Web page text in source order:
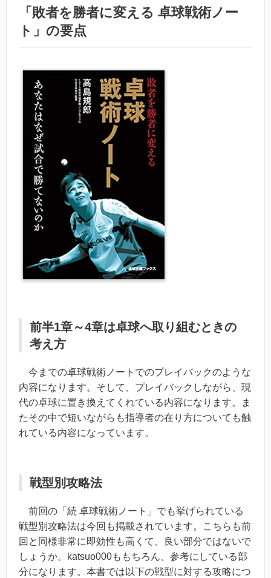
「敗者を勝者に変える 卓球戦術ノー
ト」の要点
前半1章～4章は卓球へ取り組むときの
考え方
今までの卓球戦術ノートでのプレイバックのような
内容になります。そして、プレイバックしながら、現
代の卓球に置き換えてくれている内容になります。ま
たその中で短いながらも指導者の在り方についても触
れている内容になっています。
戦型別攻略法
前回の「続 卓球戦術ノート」でも挙げられている
戦型別攻略法は今回も掲載されています。こちらも前
回と同様非常に即効性も高くて、良い部分ではないで
しょうか。katsuo000ももちろん、参考にしている部
分になります。本書では以下の戦型に対する攻略につ